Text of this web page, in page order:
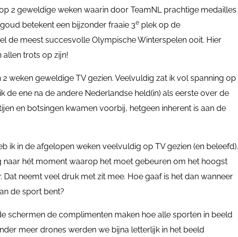
2 geweldige weken waarin door TeamNL prachtige medailles
betekent een bijzonder fraaie 3e plek op de
de meest succesvolle Olympische Winterspelen ooit. Hier
allen trots op zijn!
weken geweldige TV gezien. Veelvuldig zat ik vol spanning op
de ene na de andere Nederlandse held(in) als eerste over de
en botsingen kwamen voorbij, hetgeen inherent is aan de
ik in de afgelopen weken veelvuldig op TV gezien (en beleefd).
naar hét moment waarop het moet gebeuren om het hoogst
Dat neemt veel druk met zit mee. Hoe gaaf is het dan wanneer
de sport bent?
schermen de complimenten maken hoe alle sporten in beeld
meer drones werden we bijna letterlijk in het beeld